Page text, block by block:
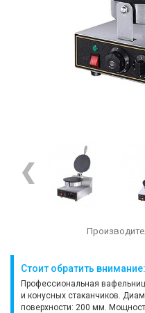
Стоит обратить внимание:
Профессиональная
и конусных стаканчиков.
поверхности: 200 мм.